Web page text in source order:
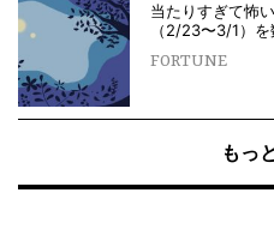
当たりすぎて怖
（2/23〜3/1）
FORTUNE
もっ